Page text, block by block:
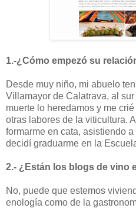
1.-¿Cómo empezó su
Desde muy niño, mi abuelo
Villamayor de Calatrava, al
muerte lo heredamos y me
otras labores de la viticultura.
formarme en cata, asistiendo
decidí graduarme en la
2.- ¿Están los blogs de vino
No, puede que estemos
enología como de la